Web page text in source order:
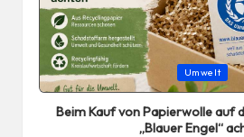
Posted
in
Umwelt
Beim Kauf von Papierwolle auf
„Blauer Engel“